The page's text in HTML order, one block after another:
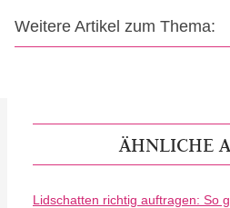
Weitere Artikel zum Thema:
ÄHNLICHE
Lidschatten richtig auftragen: So